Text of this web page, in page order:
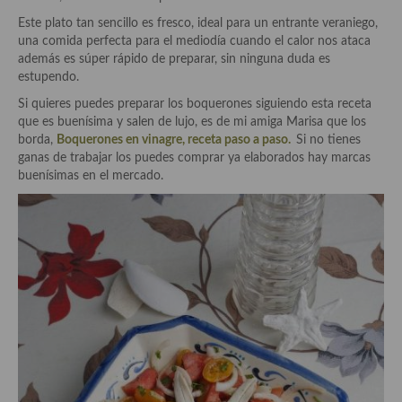
Historia de la gastronomía, platos celebres, cocineros, críticos,
historias culinarias y otras cosas
Origen y evolución de la comida
Ocio – restaurantes, bares, tabernas
Viajes eno-gastro-turísticos
En El Candelero
Las opiniones de la «Cocinera»
Prensa
Recetas
Acompañamientos
Airfryer recetas
Este plato tan sencillo es fresco, ideal para un entrante veraniego,
una comida perfecta para el mediodía cuando el calor nos ataca
además es súper rápido de preparar, sin ninguna duda es
estupendo.
Si quieres puedes preparar los boquerones siguiendo esta receta
que es buenísima y salen de lujo, es de mi amiga Marisa que los
borda, Boquerones en vinagre, receta paso a paso. Si no tienes
ganas de trabajar los puedes comprar ya elaborados hay marcas
buenísimas en el mercado.